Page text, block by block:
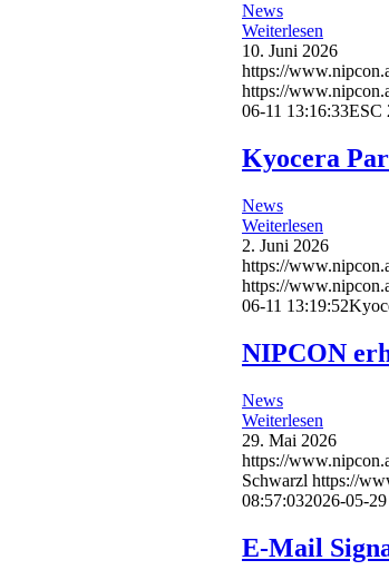
News
Weiterlesen
10. Juni 2026
https://
https://
06-11 13:16:33ESC
Kyocera
News
Weiterlesen
2. Juni 2026
https://
https://
06-11 13:19:52
NIPCON
News
Weiterlesen
29. Mai 2026
https://
Schwarzl https://
08:57:032026-05-
E-Mail